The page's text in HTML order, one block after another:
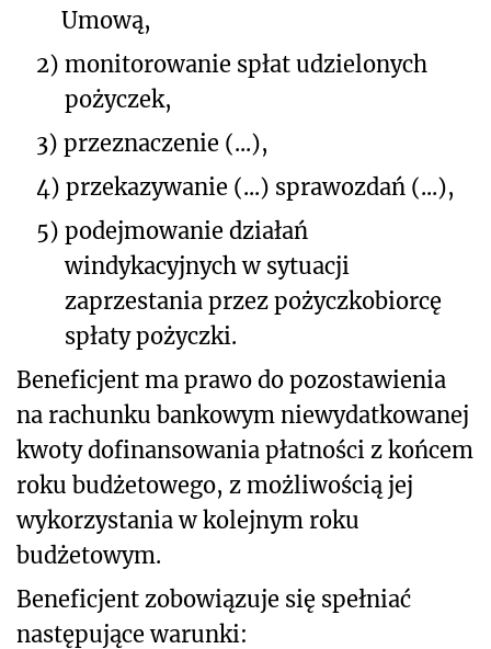
Umową,
2) monitorowanie spłat udzielonych
pożyczek,
3) przeznaczenie (...),
4) przekazywanie (...) sprawozdań (...),
5) podejmowanie działań
windykacyjnych w sytuacji
zaprzestania przez pożyczkobiorcę
spłaty pożyczki.
Beneficjent ma prawo do pozostawienia
na rachunku bankowym niewydatkowanej
kwoty dofinansowania płatności z końcem
roku budżetowego, z możliwością jej
wykorzystania w kolejnym roku
budżetowym.
Beneficjent zobowiązuje się spełniać
następujące warunki: